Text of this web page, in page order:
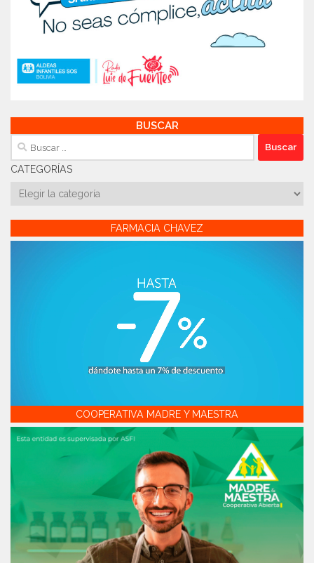
BUSCAR
Buscar:
CATEGORÍAS
Categorías
FARMACIA CHAVEZ
COOPERATIVA MADRE Y MAESTRA